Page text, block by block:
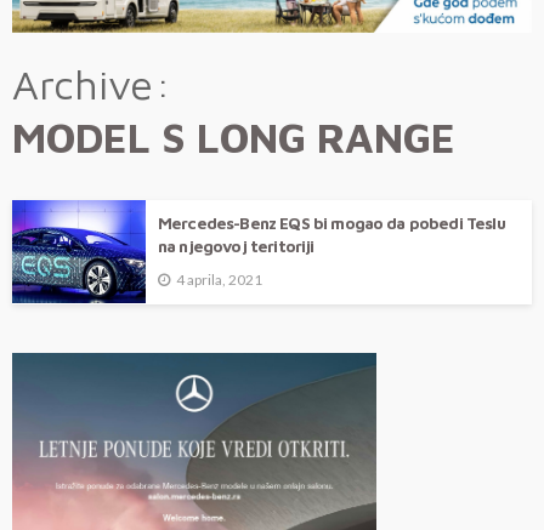
Archive
MODEL S LONG RANGE
Mercedes-Benz EQS bi mogao da pobedi Teslu
na njegovoj teritoriji
4 aprila, 2021